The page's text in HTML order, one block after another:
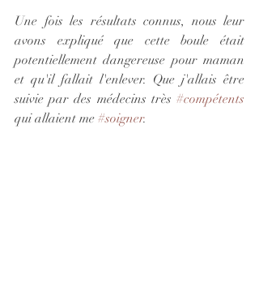
Une fois les résultats connus, nous leur
avons expliqué que cette boule était
potentiellement dangereuse pour maman
et qu'il fallait l'enlever. Que j'allais être
suivie par des médecins très #compétents
qui allaient me #soigner.